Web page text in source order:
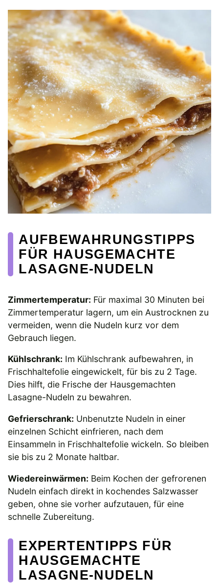
AUFBEWAHRUNGSTIPPS
FÜR HAUSGEMACHTE
LASAGNE-NUDELN
Zimmertemperatur: Für maximal 30 Minuten bei
Zimmertemperatur lagern, um ein Austrocknen zu
vermeiden, wenn die Nudeln kurz vor dem
Gebrauch liegen.
Kühlschrank: Im Kühlschrank aufbewahren, in
Frischhaltefolie eingewickelt, für bis zu 2 Tage.
Dies hilft, die Frische der Hausgemachten
Lasagne-Nudeln zu bewahren.
Gefrierschrank: Unbenutzte Nudeln in einer
einzelnen Schicht einfrieren, nach dem
Einsammeln in Frischhaltefolie wickeln. So bleiben
sie bis zu 2 Monate haltbar.
Wiedereinwärmen: Beim Kochen der gefrorenen
Nudeln einfach direkt in kochendes Salzwasser
geben, ohne sie vorher aufzutauen, für eine
schnelle Zubereitung.
EXPERTENTIPPS FÜR
HAUSGEMACHTE
LASAGNE-NUDELN